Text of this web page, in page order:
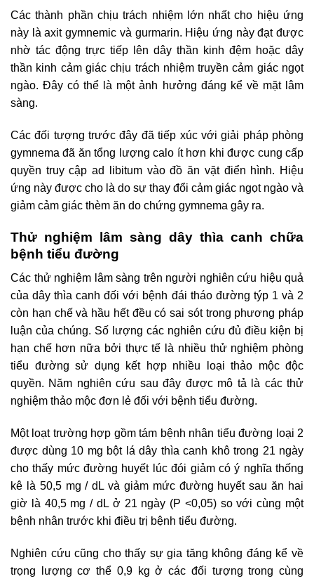
Các thành phần chịu trách nhiệm lớn nhất cho hiệu ứng
này là axit gymnemic và gurmarin. Hiệu ứng này đạt được
nhờ tác động trực tiếp lên dây thần kinh đệm hoặc dây
thần kinh cảm giác chịu trách nhiệm truyền cảm giác ngọt
ngào. Đây có thể là một ảnh hưởng đáng kể về mặt lâm
sàng.
Các đối tượng trước đây đã tiếp xúc với giải pháp phòng
gymnema đã ăn tổng lượng calo ít hơn khi được cung cấp
quyền truy cập ad libitum vào đồ ăn vặt điển hình. Hiệu
ứng này được cho là do sự thay đổi cảm giác ngọt ngào và
giảm cảm giác thèm ăn do chứng gymnema gây ra.
Thử nghiệm lâm sàng dây thìa canh chữa
bệnh tiểu đường
Các thử nghiệm lâm sàng trên người nghiên cứu hiệu quả
của dây thìa canh đối với bệnh đái tháo đường týp 1 và 2
còn hạn chế và hầu hết đều có sai sót trong phương pháp
luận của chúng. Số lượng các nghiên cứu đủ điều kiện bị
hạn chế hơn nữa bởi thực tế là nhiều thử nghiệm phòng
tiểu đường sử dụng kết hợp nhiều loại thảo mộc độc
quyền. Năm nghiên cứu sau đây được mô tả là các thử
nghiệm thảo mộc đơn lẻ đối với bệnh tiểu đường.
Một loạt trường hợp gồm tám bệnh nhân tiểu đường loại 2
được dùng 10 mg bột lá dây thìa canh khô trong 21 ngày
cho thấy mức đường huyết lúc đói giảm có ý nghĩa thống
kê là 50,5 mg / dL và giảm mức đường huyết sau ăn hai
giờ là 40,5 mg / dL ở 21 ngày (P <0,05) so với cùng một
bệnh nhân trước khi điều trị bệnh tiểu đường.
Nghiên cứu cũng cho thấy sự gia tăng không đáng kể về
trọng lượng cơ thể 0,9 kg ở các đối tượng trong cùng